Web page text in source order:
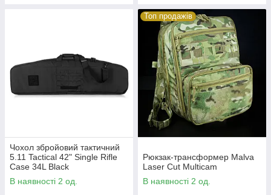
Чохол збройовий тактичний
5.11 Tactical 42" Single Rifle
Case 34L Black
В наявності 2 од.
Топ продажів
Рюкзак-трансформер Malva
Laser Cut Multicam
В наявності 2 од.